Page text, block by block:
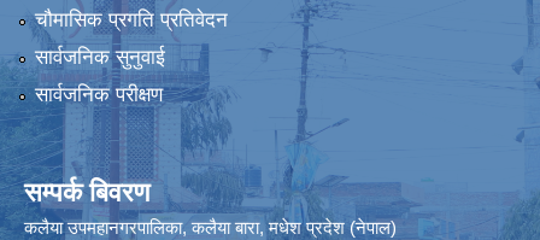
चौमासिक प्रगति प्रतिवेदन
सार्वजनिक सुनुवाई
सार्वजनिक परीक्षण
सम्पर्क बिवरण
कलैया उपमहानगरपालिका, कलैया बारा, मधेश प्रदेश (नेपाल)